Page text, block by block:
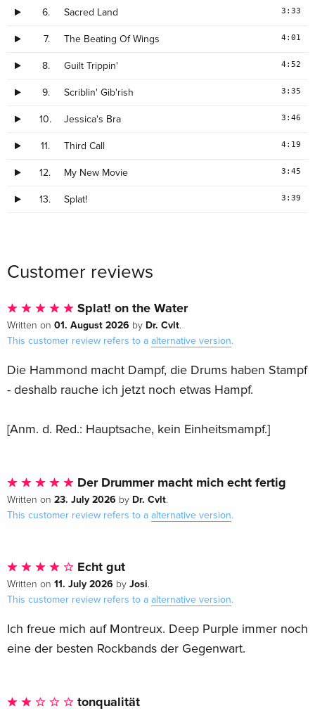
6. Sacred Land 3:33
7. The Beating Of Wings 4:01
8. Guilt Trippin' 4:52
9. Scriblin' Gib'rish 3:35
10. Jessica's Bra 3:46
11. Third Call 4:19
12. My New Movie 3:45
13. Splat! 3:39
Customer reviews
Splat! on the Water
Written on 01. August 2026 by Dr. Cvlt.
This customer review refers to a alternative version.
Die Hammond macht Dampf, die Drums haben Stampf
- deshalb rauche ich jetzt noch etwas Hampf.
[Anm. d. Red.: Hauptsache, kein Einheitsmampf.]
Der Drummer macht mich echt fertig
Written on 23. July 2026 by Dr. Cvlt.
This customer review refers to a alternative version.
Echt gut
Written on 11. July 2026 by Josi.
This customer review refers to a alternative version.
Ich freue mich auf Montreux. Deep Purple immer noch
eine der besten Rockbands der Gegenwart.
tonqualität